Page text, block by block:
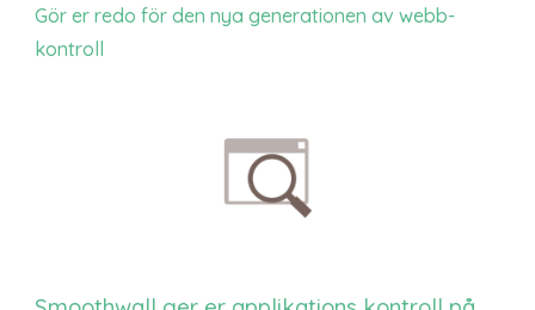
Gör er redo för den nya generationen av webb-
kontroll